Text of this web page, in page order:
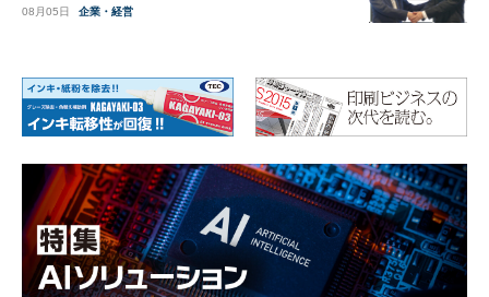
08月05日 企業・経営